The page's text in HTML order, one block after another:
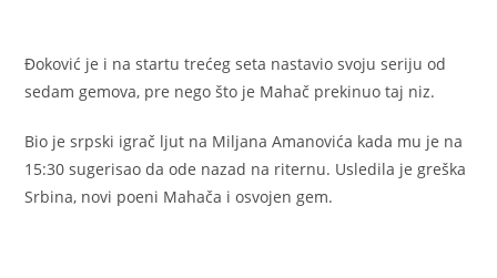
Đoković je i na startu trećeg seta nastavio svoju seriju od
sedam gemova, pre nego što je Mahač prekinuo taj niz.
Bio je srpski igrač ljut na Miljana Amanovića kada mu je na
15:30 sugerisao da ode nazad na riternu. Usledila je greška
Srbina, novi poeni Mahača i osvojen gem.